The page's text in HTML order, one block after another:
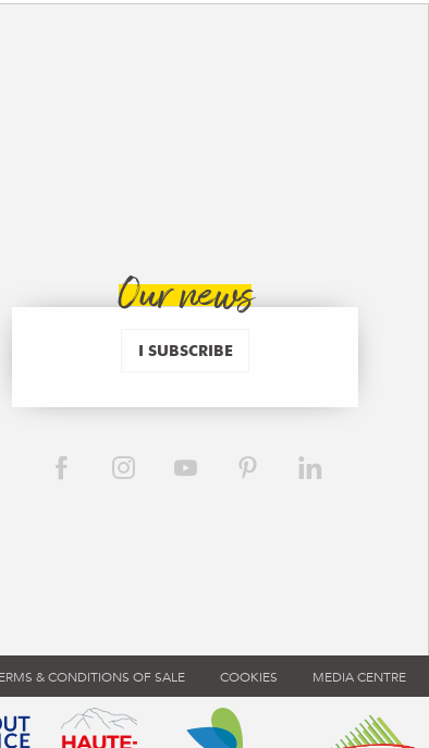
Our news
I SUBSCRIBE
& CONDITIONS OF SALE COOKIES MEDIA CENTRE
une nouvelle fenêtre)
de France (s'ouvre dans une nouvelle fenêtre)
(s'ouvre dans une nouvelle fenêtre)
Annemasse Agglo (s'ouvre